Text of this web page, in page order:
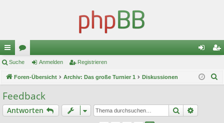
ch
ne
llz
ug
or
en m ist
Suche Anmelden Registrieren
Foren-Übersicht Archiv: Das große Turnier 1 Diskussionen
Feedback
Antworten Suche